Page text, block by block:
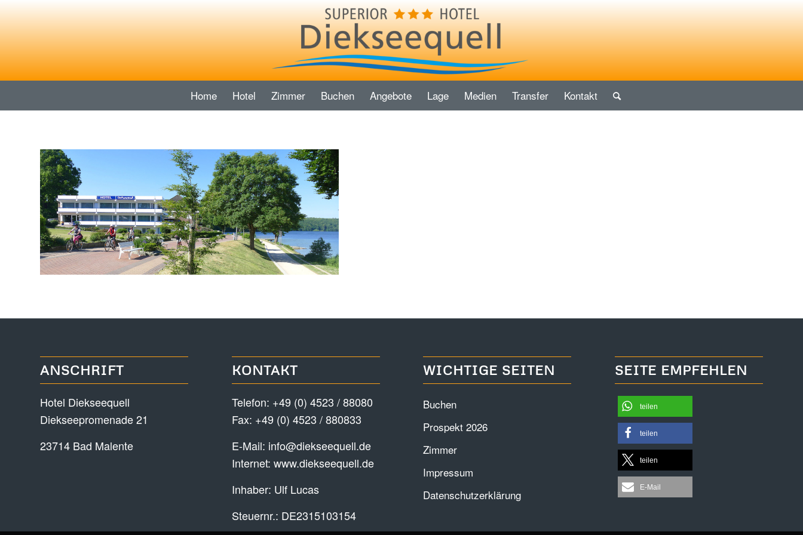
Home Hotel Zimmer Buchen Angebote Lage Medien Transfer Kontakt
ANSCHRIFT
Hotel Diekseequell
Diekseepromenade 21
23714 Bad Malente
KONTAKT
Telefon: +49 (0) 4523 / 88080
Fax: +49 (0) 4523 / 880833
E-Mail: info@diekseequell.de
Internet: www.diekseequell.de
Inhaber: Ulf Lucas
Steuernr.: DE2315103154
WICHTIGE SEITEN
Buchen
Prospekt 2026
Zimmer
Impressum
Datenschutzerklärung
SEITE EMPFEHLEN
teilen
teilen
teilen
E-Mail